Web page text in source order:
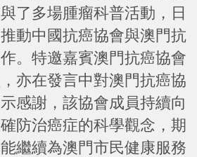
了多場腫瘤科普活動，日
動中國抗癌協會與澳門抗
。特邀嘉賓澳門抗癌協會
亦在發言中對澳門抗癌協
感謝，該協會成員持續向
防治癌症的科學觀念，期
繼續為澳門市民健康服務